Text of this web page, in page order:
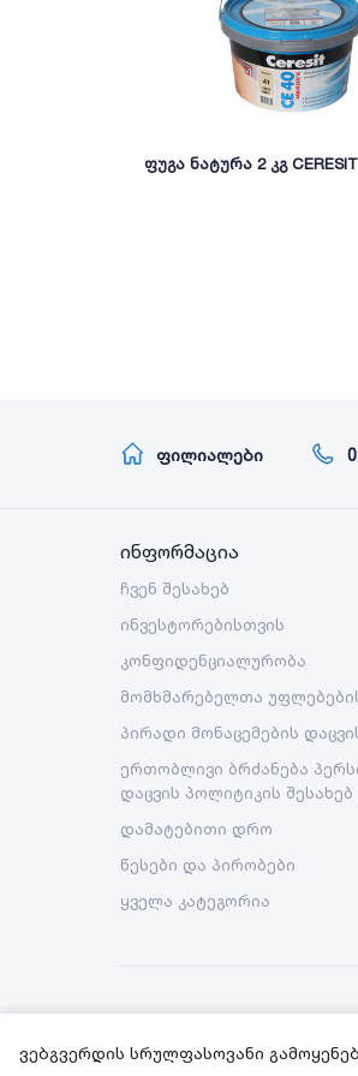
ფუგა ნატურა 2 კგ
ფილიალები
ინფორმაცია
ჩვენ შესახებ
ინვესტორებისთვის
კონფიდენციალურობა
მომხმარებელთა
პირადი მონაცემების
ერთობლივი ბრძანება
დაცვის პოლიტიკის შესახებ
დამატებითი დრო
წესები და პირობები
ყველა კატეგორია
ვებგვერდის სრულფასოვანი